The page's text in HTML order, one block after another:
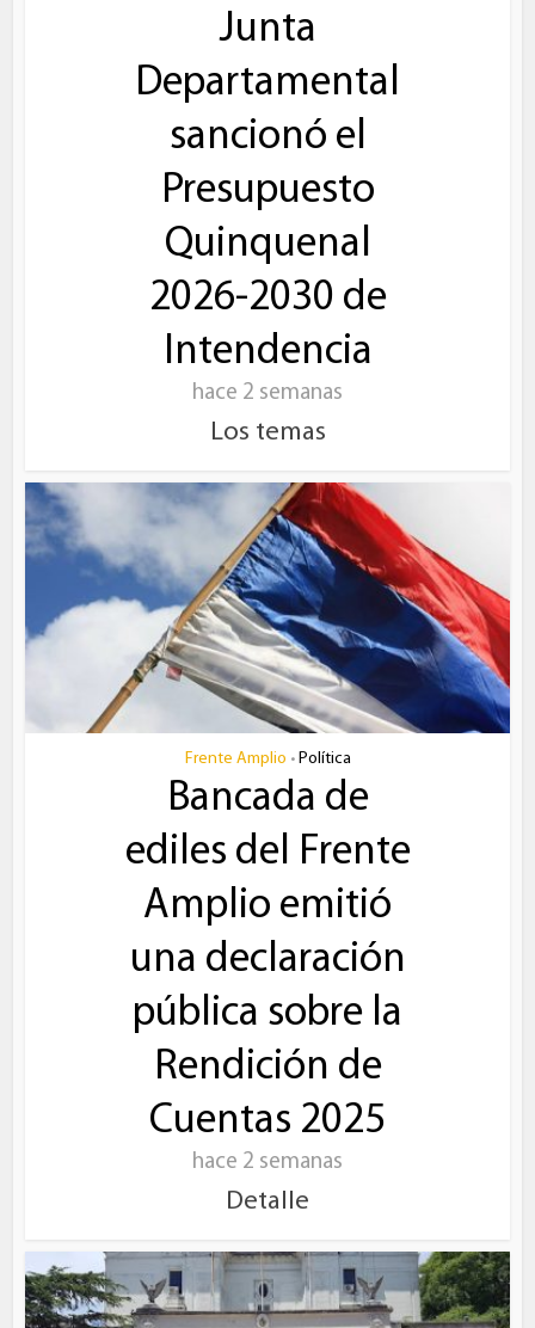
Junta
Departamental
sancionó el
Presupuesto
Quinquenal
2026-2030 de
Intendencia
hace 2 semanas
Los temas
Frente Amplio • Política
Bancada de
ediles del Frente
Amplio emitió
una declaración
pública sobre la
Rendición de
Cuentas 2025
hace 2 semanas
Detalle